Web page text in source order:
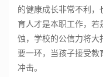
的健康成长非常不利
育人才是本职工作，
蚀，学校的公信力将大
要一环，当孩子接受教
冲击。